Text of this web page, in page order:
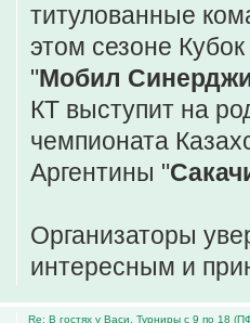
титулованные
этом сезоне
"Мобил
КТ выступит на
чемпионата
Аргентины "
Организаторы
интересным и
Re: В гостях у Васи. Турниры с 9 по 18